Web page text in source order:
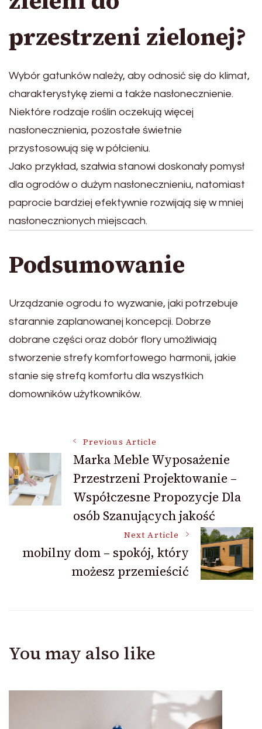
przestrzeni zielonej?
Wybór gatunków należy, aby odnosić się do klimat,
charakterystykę ziemi a także nasłonecznienie.
Niektóre rodzaje roślin oczekują więcej
nasłonecznienia, pozostałe świetnie
przystosowują się w półcieniu.
Jako przykład, szałwia stanowi doskonały pomysł
dla ogrodów o dużym nasłonecznieniu, natomiast
paprocie bardziej efektywnie rozwijają się w mniej
nasłonecznionych miejscach.
Podsumowanie
Urządzanie ogrodu to wyzwanie, jaki potrzebuje
starannie zaplanowanej koncepcji. Dobrze
dobrane części oraz dobór flory umożliwiają
stworzenie strefy komfortowego harmonii, jakie
stanie się strefą komfortu dla wszystkich
domowników użytkowników.
Post
Navigation
Previous Article
Marka Meble Wyposażenie
Przestrzeni Projektowanie –
Współczesne Propozycje Dla
osób Szanujących jakość
Next Article
mobilny dom – spokój, który
możesz przemieścić
You may also like